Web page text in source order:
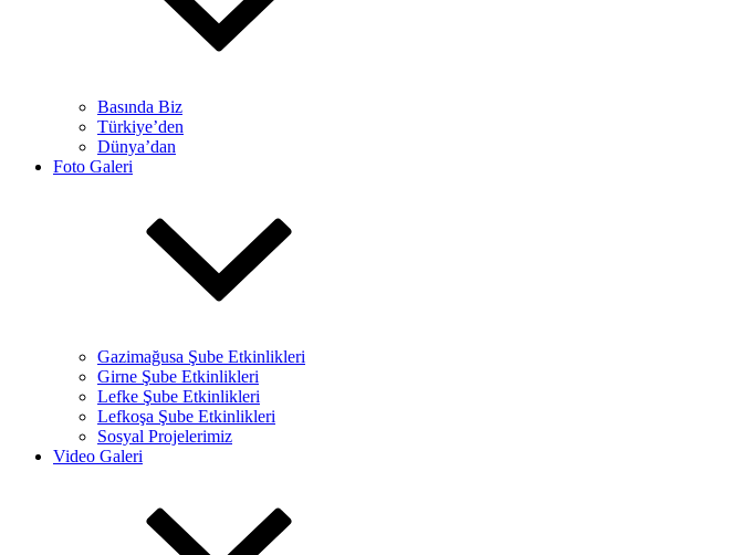
Basında Biz
Türkiye’den
Dünya’dan
Foto Galeri
Gazimağusa Şube Etkinlikleri
Girne Şube Etkinlikleri
Lefke Şube Etkinlikleri
Lefkoşa Şube Etkinlikleri
Sosyal Projelerimiz
Video Galeri